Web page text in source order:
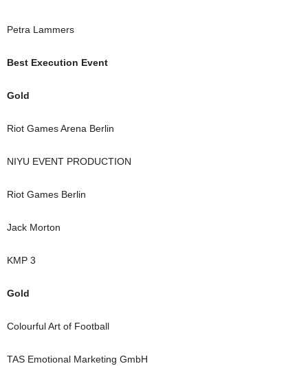
Petra Lammers
Best Execution Event
Gold
Riot Games Arena Berlin
NIYU EVENT PRODUCTION
Riot Games Berlin
Jack Morton
KMP 3
Gold
Colourful Art of Football
TAS Emotional Marketing GmbH